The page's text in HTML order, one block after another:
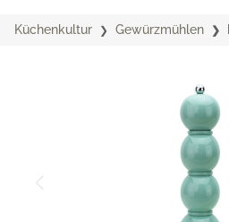
Küchenkultur Gewürzmühlen